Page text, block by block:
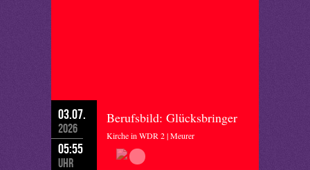
03.07.
2026
05:55
Uhr
Berufsbild: Glücksbringer
Kirche in WDR 2 | Meurer